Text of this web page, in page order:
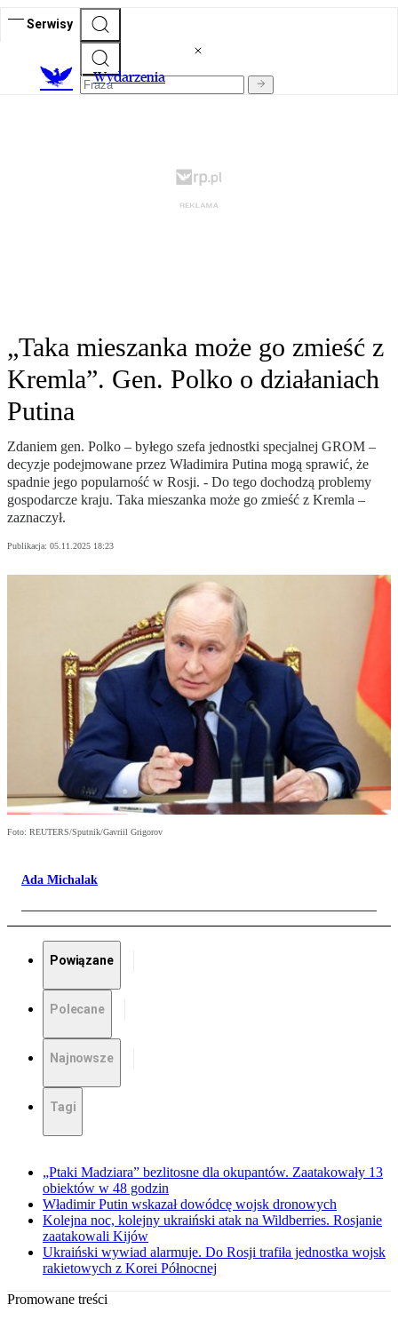
Serwisy
Wydarzenia
„Taka mieszanka może go zmieść z
Kremla”. Gen. Polko o działaniach
Putina
Zdaniem gen. Polko – byłego szefa jednostki specjalnej GROM –
decyzje podejmowane przez Władimira Putina mogą sprawić, że
spadnie jego popularność w Rosji. - Do tego dochodzą problemy
gospodarcze kraju. Taka mieszanka może go zmieść z Kremla –
zaznaczył.
Publikacja: 05.11.2025 18:23
Foto: REUTERS/Sputnik/Gavriil Grigorov
Ada Michalak
Powiązane
Polecane
Najnowsze
Tagi
„Ptaki Madziara” bezlitosne dla okupantów. Zaatakowały 13
obiektów w 48 godzin
Władimir Putin wskazał dowódcę wojsk dronowych
Kolejna noc, kolejny ukraiński atak na Wildberries. Rosjanie
zaatakowali Kijów
Ukraiński wywiad alarmuje. Do Rosji trafiła jednostka wojsk
rakietowych z Korei Północnej
Promowane treści